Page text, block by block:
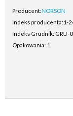
Producent:NORSON
Indeks producenta:1-
Indeks Grudnik: GRU-
Opakowania: 1